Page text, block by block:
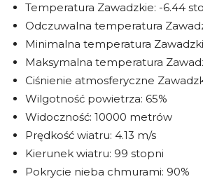
Temperatura Zawadzkie: -6.44
Odczuwalna temperatura
Minimalna temperatura
Maksymalna temperatura
Ciśnienie atmosferyczne
Wilgotność powietrza: 65%
Widoczność: 10000 metrów
Prędkość wiatru: 4.13 m/s
Kierunek wiatru: 99 stopni
Pokrycie nieba chmurami: 90%